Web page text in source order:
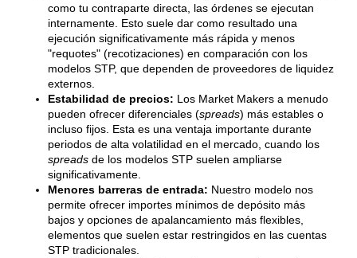
como tu contraparte directa, las órdenes se ejecutan
internamente. Esto suele dar como resultado una
ejecución significativamente más rápida y menos
"requotes" (recotizaciones) en comparación con los
modelos STP, que dependen de proveedores de liquidez
externos.
Estabilidad de precios: Los Market Makers a menudo
pueden ofrecer diferenciales (spreads) más estables o
incluso fijos. Esta es una ventaja importante durante
periodos de alta volatilidad en el mercado, cuando los
spreads de los modelos STP suelen ampliarse
significativamente.
Menores barreras de entrada: Nuestro modelo nos
permite ofrecer importes mínimos de depósito más
bajos y opciones de apalancamiento más flexibles,
elementos que suelen estar restringidos en las cuentas
STP tradicionales.